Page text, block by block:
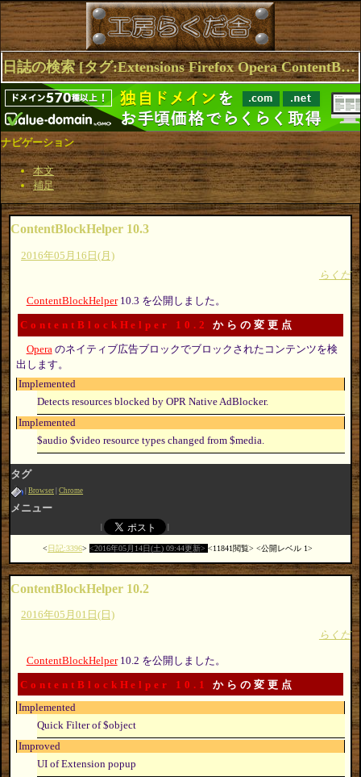
日誌の検索 [タグ:Extensions Firefox Opera ContentBlockHelper] 1～4(4件中)
ナビゲーション
本文
補足
ContentBlockHelper 10.3
2016年05月16日(月)
らくだ
ContentBlockHelper10.3 を公開しました。
ContentBlockHelper 10.2 からの変更点
Operaのネイティブ広告ブロックでブロックされたコンテンツを検
出します。
Implemented
Detects resources blocked by OPR Native AdBlocker.
Implemented
$audio $video resource types changed from $media.
タグ
Browser Chrome
メニュー
日記:3396 2016年05月14日(土) 09:44更新 11841閲覧 公開レベル 1
ContentBlockHelper 10.2
2016年05月01日(日)
らくだ
ContentBlockHelper10.2 を公開しました。
ContentBlockHelper 10.1
からの変更点
Implemented
Quick Filter of $object
Improved
UI of Extension popup